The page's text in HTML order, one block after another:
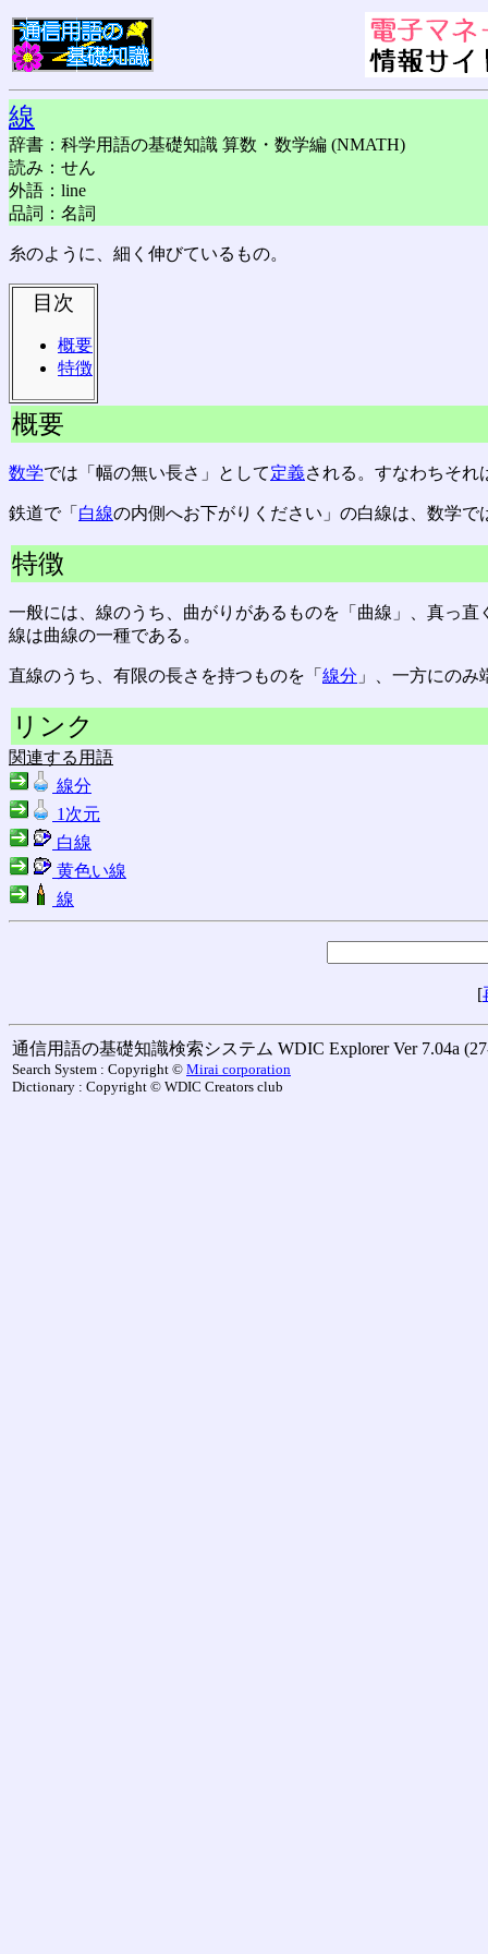
線
辞書：科学用語の基礎知識 算数・数学編 (NMATH)
読み：せん
外語：line
品詞：名詞
糸のように、細く伸びているもの。
目次
概要
特徴
概要
数学では「幅の無い長さ」として定義される。すなわちそれ
鉄道で「 白線の内側へお下がりください」の白線は、数学で
特徴
一般には、線のうち、曲がりがあるものを「曲線」、真っ
線は曲線の一種である。
直線のうち、有限の長さを持つものを「 線分 」、一方にの
リンク
関連する用語
線分
1次元
白線
黄色い線
線
[
通信用語の基礎知識検索システム WDIC Explorer Ver 7.04a
Search System : Copyright © Mirai corporation
Dictionary : Copyright © WDIC Creators club